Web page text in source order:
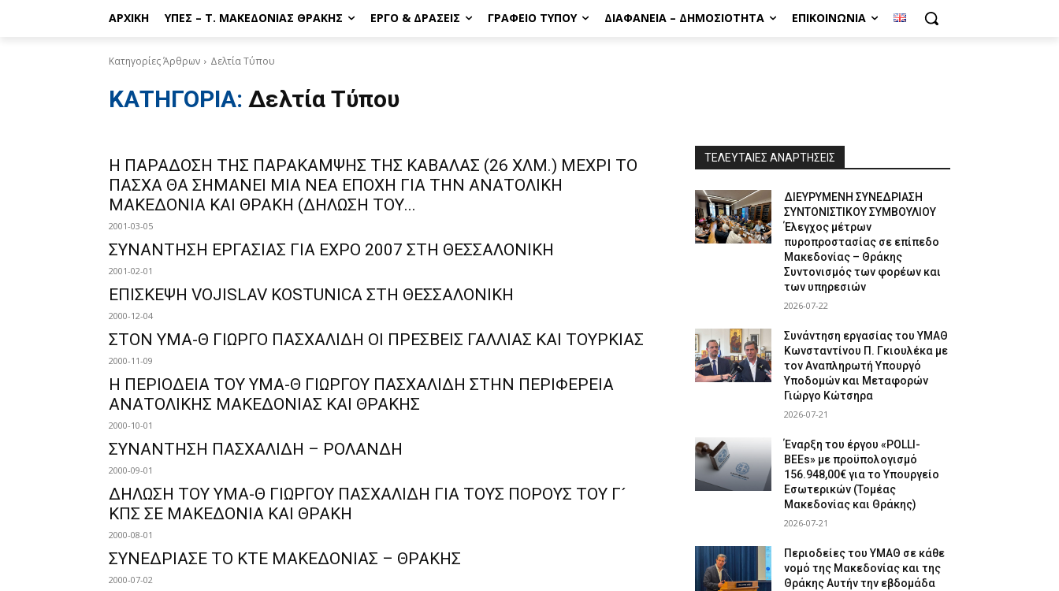
ΑΡΧΙΚΉ ΥΠΕΣ – Τ. ΜΑΚΕΔΟΝΊΑΣ ΘΡΆΚΗΣ ΈΡΓΟ & ΔΡΆΣΕΙΣ ΓΡΑΦΕΊΟ ΤΎΠΟΥ ΔΙΑΦΆΝΕΙΑ – ΔΗΜΟΣΙΌΤΗΤΑ ΕΠΙΚΟΙΝΩΝΊΑ
Κατηγορίες Άρθρων Δελτία Τύπου
ΚΑΤΗΓΟΡΙΑ: Δελτία Τύπου
Η ΠΑΡΑΔΟΣΗ ΤΗΣ ΠΑΡΑΚΑΜΨΗΣ ΤΗΣ ΚΑΒΑΛΑΣ (26 ΧΛΜ.) ΜΕΧΡΙ ΤΟ
ΠΑΣΧΑ ΘΑ ΣΗΜΑΝΕΙ ΜΙΑ ΝΕΑ ΕΠΟΧΗ ΓΙΑ ΤΗΝ ΑΝΑΤΟΛΙΚΗ
ΜΑΚΕΔΟΝΙΑ ΚΑΙ ΘΡΑΚΗ (ΔΗΛΩΣΗ ΤΟΥ...
2001-03-05
ΣΥΝΑΝΤΗΣΗ ΕΡΓΑΣΙΑΣ ΓΙΑ EXPO 2007 ΣΤΗ ΘΕΣΣΑΛΟΝΙΚΗ
2001-02-01
ΕΠΙΣΚΕΨΗ VOJISLAV KOSTUNICA ΣΤΗ ΘΕΣΣΑΛΟΝΙΚΗ
2000-12-04
ΣΤΟΝ ΥΜΑ-Θ ΓΙΩΡΓΟ ΠΑΣΧΑΛΙΔΗ OΙ ΠΡΕΣΒΕΙΣ ΓΑΛΛΙΑΣ ΚΑΙ ΤΟΥΡΚΙΑΣ
2000-11-09
Η ΠΕΡΙΟΔΕΙΑ ΤΟΥ ΥΜΑ-Θ ΓΙΩΡΓΟΥ ΠΑΣΧΑΛΙΔΗ ΣΤΗΝ ΠΕΡΙΦΕΡΕΙΑ
ΑΝΑΤΟΛΙΚΗΣ ΜΑΚΕΔΟΝΙΑΣ ΚΑΙ ΘΡΑΚΗΣ
2000-10-01
ΣΥΝΑΝΤΗΣΗ ΠΑΣΧΑΛΙΔΗ – ΡΟΛΑΝΔΗ
2000-09-01
ΔΗΛΩΣΗ ΤΟΥ ΥΜΑ-Θ ΓΙΩΡΓΟΥ ΠΑΣΧΑΛΙΔΗ ΓΙΑ ΤΟΥΣ ΠΟΡΟΥΣ ΤΟΥ Γ´
ΚΠΣ ΣΕ ΜΑΚΕΔΟΝΙΑ ΚΑΙ ΘΡΑΚΗ
2000-08-01
ΣΥΝΕΔΡΙΑΣΕ ΤΟ ΚΤΕ ΜΑΚΕΔΟΝΙΑΣ – ΘΡΑΚΗΣ
2000-07-02
ΤΕΛΕΥΤΑΙΕΣ ΑΝΑΡΤΗΣΕΙΣ
ΔΙΕΥΡΥΜΕΝΗ ΣΥΝΕΔΡΙΑΣΗ
ΣΥΝΤΟΝΙΣΤΙΚΟΥ ΣΥΜΒΟΥΛΙΟΥ
Έλεγχος μέτρων
πυροπροστασίας σε επίπεδο
Μακεδονίας – Θράκης
Συντονισμός των φορέων και
των υπηρεσιών
2026-07-22
Συνάντηση εργασίας του ΥΜΑΘ
Κωνσταντίνου Π. Γκιουλέκα με
τον Αναπληρωτή Υπουργό
Υποδομών και Μεταφορών
Γιώργο Κώτσηρα
2026-07-21
Έναρξη του έργου «POLLI-
BEEs» με προϋπολογισμό
156.948,00€ για το Υπουργείο
Εσωτερικών (Τομέας
Μακεδονίας και Θράκης)
2026-07-21
Περιοδείες του ΥΜΑΘ σε κάθε
νομό της Μακεδονίας και της
Θράκης Αυτήν την εβδομάδα